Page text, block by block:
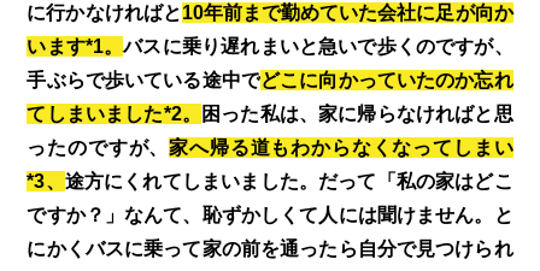
に行かなければと10年前まで勤めていた会社に足が向か
います*1。バスに乗り遅れまいと急いで歩くのですが、
手ぶらで歩いている途中でどこに向かっていたのか忘れ
てしまいました*2。
困った私は、家に帰らなければと思
ったのですが、家へ帰る道もわからなくなってしまい
*3、 途方にくれてしまいました。だって「私の家はどこ
ですか？」なんて、恥ずかしくて人には聞けません。と
にかくバスに乗って家の前を通ったら自分で見つけられ